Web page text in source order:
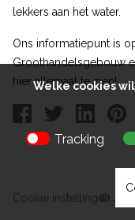
Welke cookies
Tracking
lekkers aan het water.
Ons informatiepunt is
Groothandelsgebouw
hier allemaal te zien!
Cookie instellingen
©